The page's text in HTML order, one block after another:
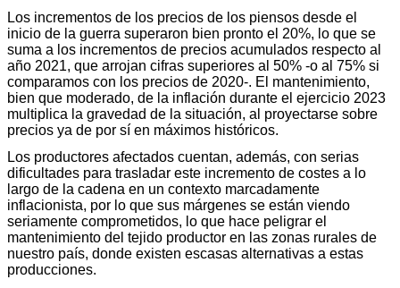
Los incrementos de los precios de los piensos desde el
inicio de la guerra superaron bien pronto el 20%, lo que se
suma a los incrementos de precios acumulados respecto al
año 2021, que arrojan cifras superiores al 50% -o al 75% si
comparamos con los precios de 2020-. El mantenimiento,
bien que moderado, de la inflación durante el ejercicio 2023
multiplica la gravedad de la situación, al proyectarse sobre
precios ya de por sí en máximos históricos.
Los productores afectados cuentan, además, con serias
dificultades para trasladar este incremento de costes a lo
largo de la cadena en un contexto marcadamente
inflacionista, por lo que sus márgenes se están viendo
seriamente comprometidos, lo que hace peligrar el
mantenimiento del tejido productor en las zonas rurales de
nuestro país, donde existen escasas alternativas a estas
producciones.